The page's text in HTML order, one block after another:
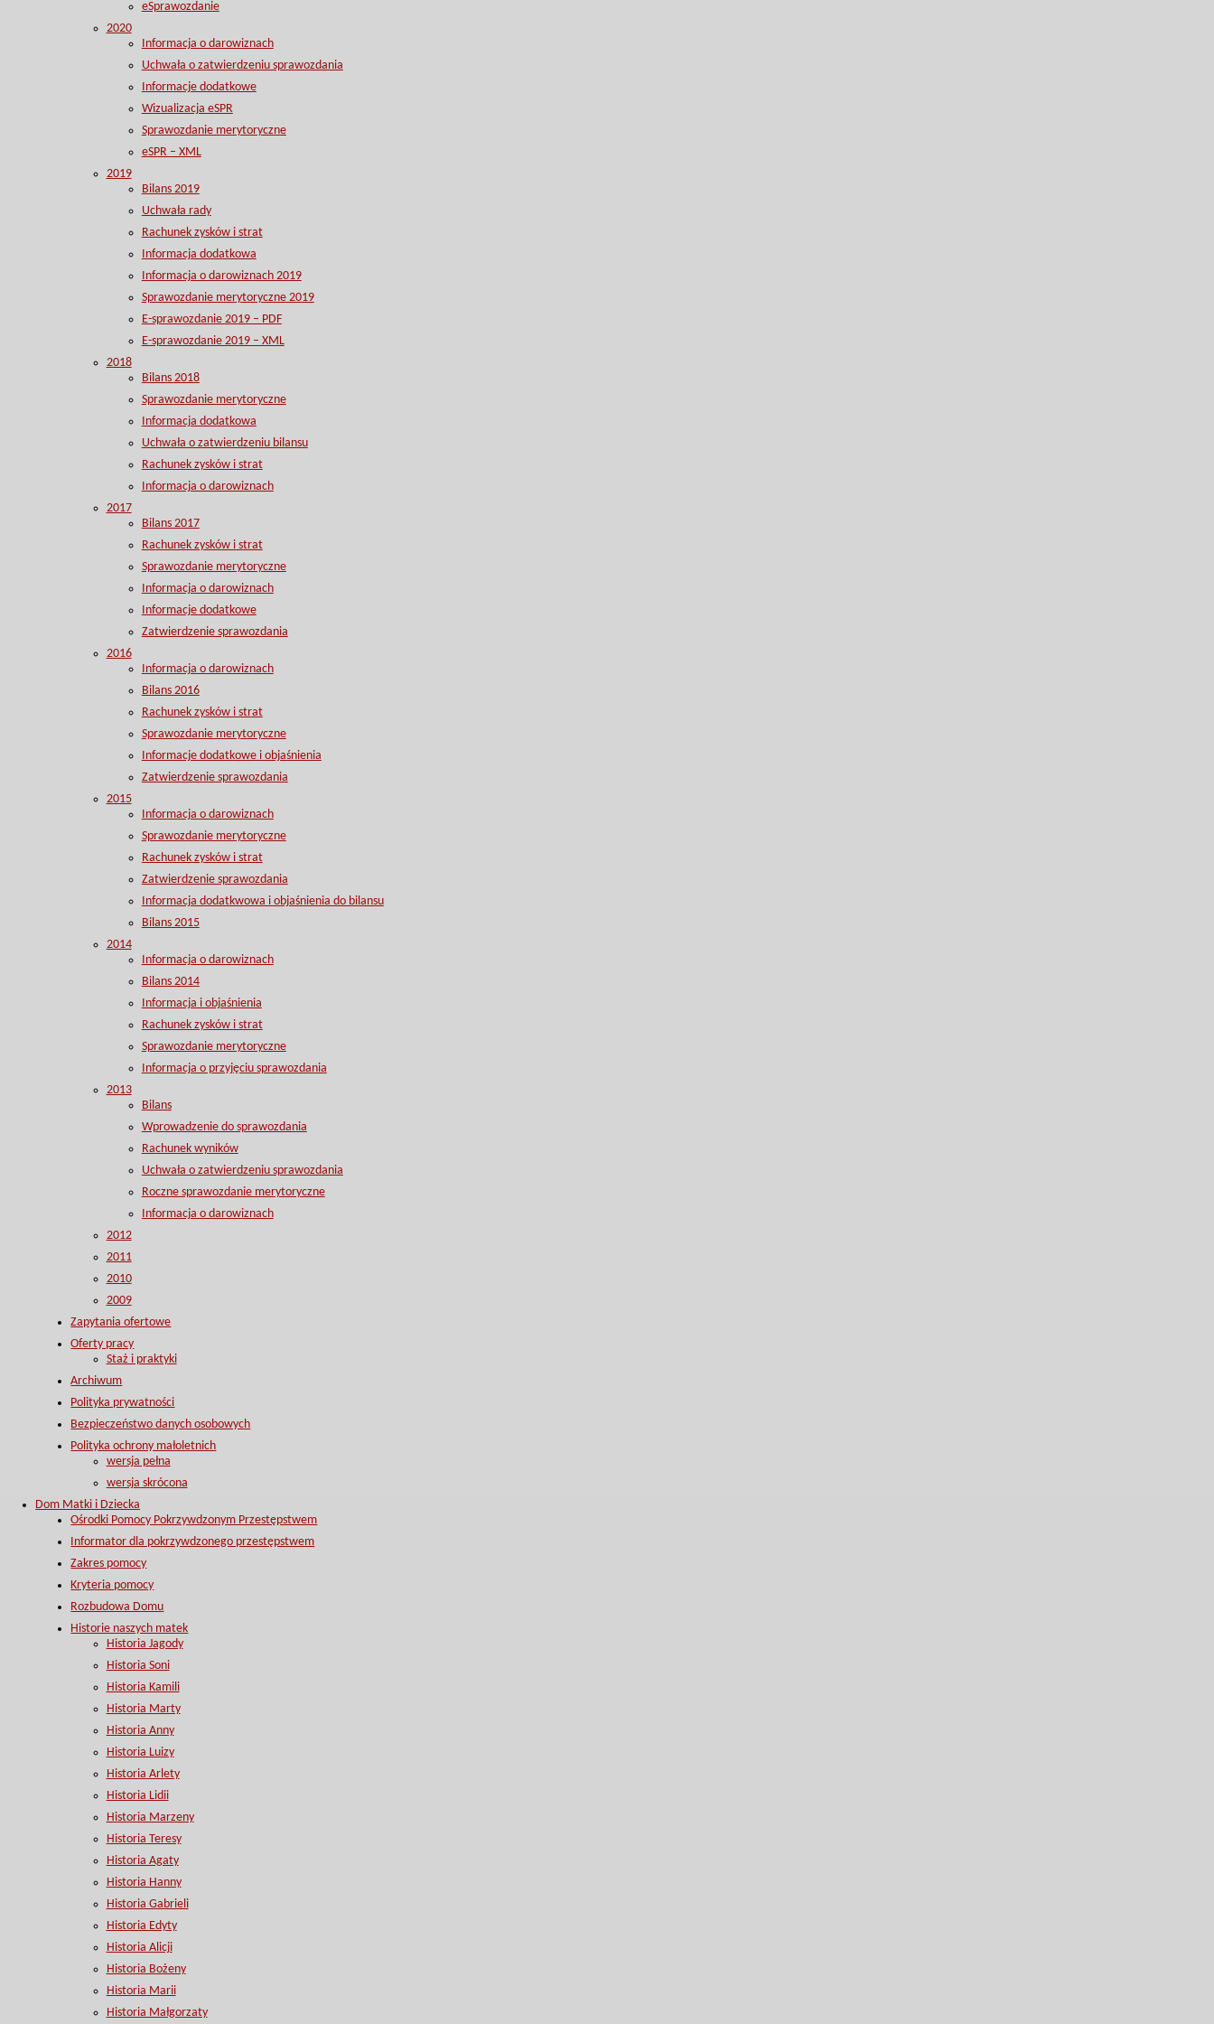
eSprawozdanie
2020
Informacja o darowiznach
Uchwała o zatwierdzeniu sprawozdania
Informacje dodatkowe
Wizualizacja eSPR
Sprawozdanie merytoryczne
eSPR – XML
2019
Bilans 2019
Uchwała rady
Rachunek zysków i strat
Informacja dodatkowa
Informacja o darowiznach 2019
Sprawozdanie merytoryczne 2019
E-sprawozdanie 2019 – PDF
E-sprawozdanie 2019 – XML
2018
Bilans 2018
Sprawozdanie merytoryczne
Informacja dodatkowa
Uchwała o zatwierdzeniu bilansu
Rachunek zysków i strat
Informacja o darowiznach
2017
Bilans 2017
Rachunek zysków i strat
Sprawozdanie merytoryczne
Informacja o darowiznach
Informacje dodatkowe
Zatwierdzenie sprawozdania
2016
Informacja o darowiznach
Bilans 2016
Rachunek zysków i strat
Sprawozdanie merytoryczne
Informacje dodatkowe i objaśnienia
Zatwierdzenie sprawozdania
2015
Informacja o darowiznach
Sprawozdanie merytoryczne
Rachunek zysków i strat
Zatwierdzenie sprawozdania
Informacja dodatkwowa i objaśnienia do bilansu
Bilans 2015
2014
Informacja o darowiznach
Bilans 2014
Informacja i objaśnienia
Rachunek zysków i strat
Sprawozdanie merytoryczne
Informacja o przyjęciu sprawozdania
2013
Bilans
Wprowadzenie do sprawozdania
Rachunek wyników
Uchwała o zatwierdzeniu sprawozdania
Roczne sprawozdanie merytoryczne
Informacja o darowiznach
2012
2011
2010
2009
Zapytania ofertowe
Oferty pracy
Staż i praktyki
Archiwum
Polityka prywatności
Bezpieczeństwo danych osobowych
Polityka ochrony małoletnich
wersja pełna
wersja skrócona
Dom Matki i Dziecka
Ośrodki Pomocy Pokrzywdzonym Przestępstwem
Informator dla pokrzywdzonego przestępstwem
Zakres pomocy
Kryteria pomocy
Rozbudowa Domu
Historie naszych matek
Historia Jagody
Historia Soni
Historia Kamili
Historia Marty
Historia Anny
Historia Luizy
Historia Arlety
Historia Lidii
Historia Marzeny
Historia Teresy
Historia Agaty
Historia Hanny
Historia Gabrieli
Historia Edyty
Historia Alicji
Historia Bożeny
Historia Marii
Historia Małgorzaty